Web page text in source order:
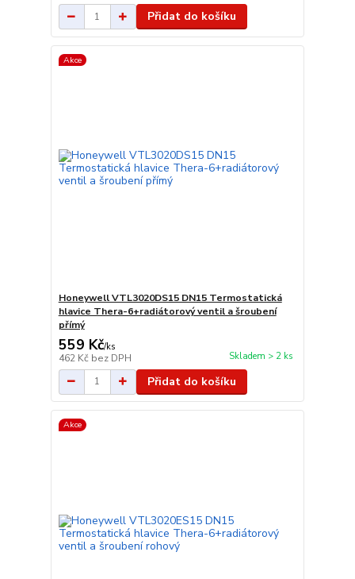
Přidat do košíku
Akce
Honeywell VTL3020DS15 DN15 Termostatická
hlavice Thera-6+radiátorový ventil a šroubení
přímý
559 Kč/ks
462 Kč bez DPH Skladem > 2 ks
Přidat do košíku
Akce